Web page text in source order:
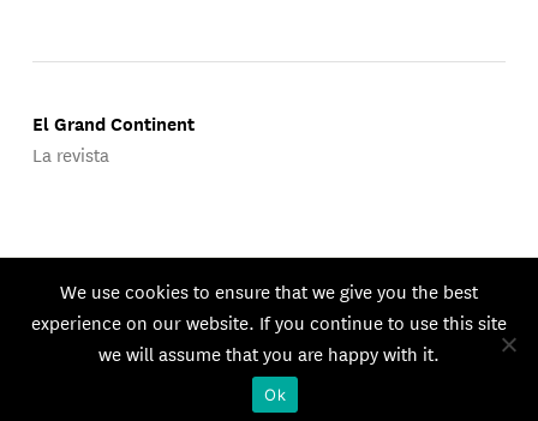
El Grand Continent
La revista
© 2026 GEG. Todos los derechos reservados.
We use cookies to ensure that we give you the best
experience on our website. If you continue to use this site
we will assume that you are happy with it.
Ok